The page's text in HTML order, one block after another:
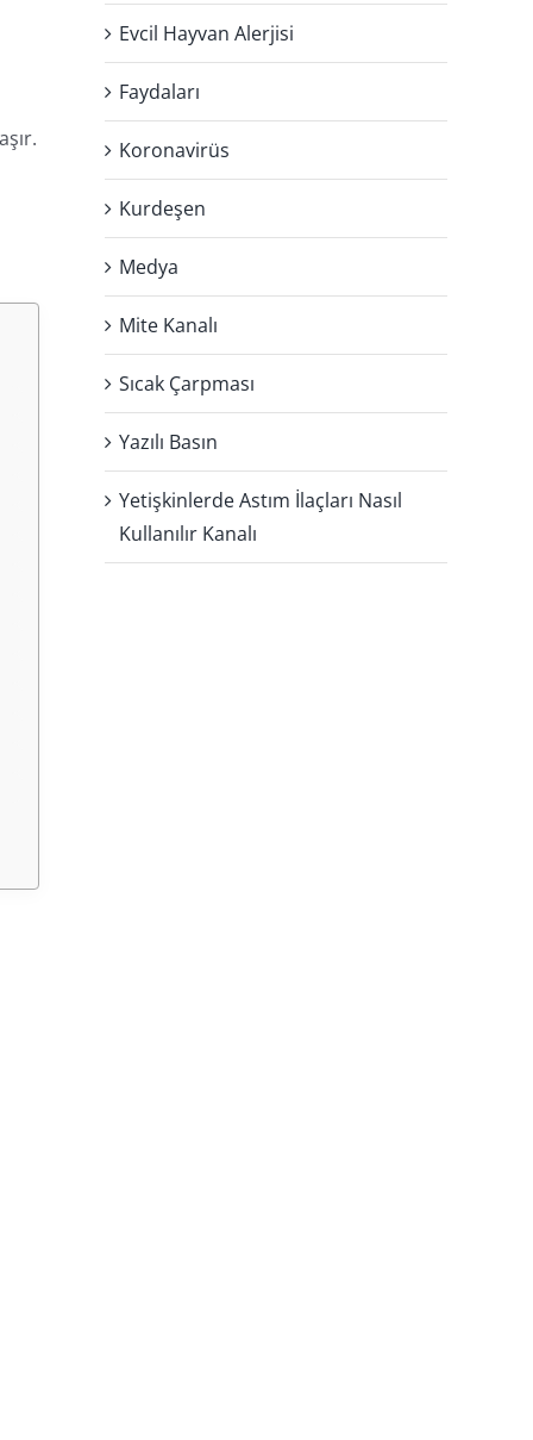
Evcil Hayvan Alerjisi
Faydaları
Koronavirüs
Kurdeşen
Medya
Mite Kanalı
Sıcak Çarpması
Yazılı Basın
Yetişkinlerde Astım İlaçları Nasıl
Kullanılır Kanalı